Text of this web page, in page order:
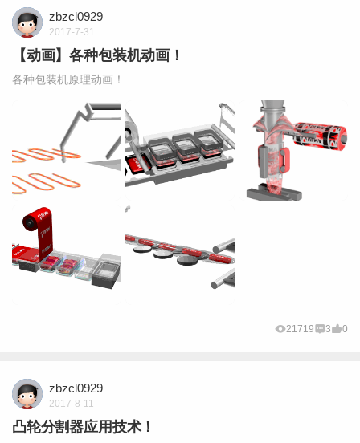
zbzcl0929
2017-7-31
【动画】各种包装机动画！
各种包装机原理动画！
21719 3 0
zbzcl0929
2017-8-11
凸轮分割器应用技术！